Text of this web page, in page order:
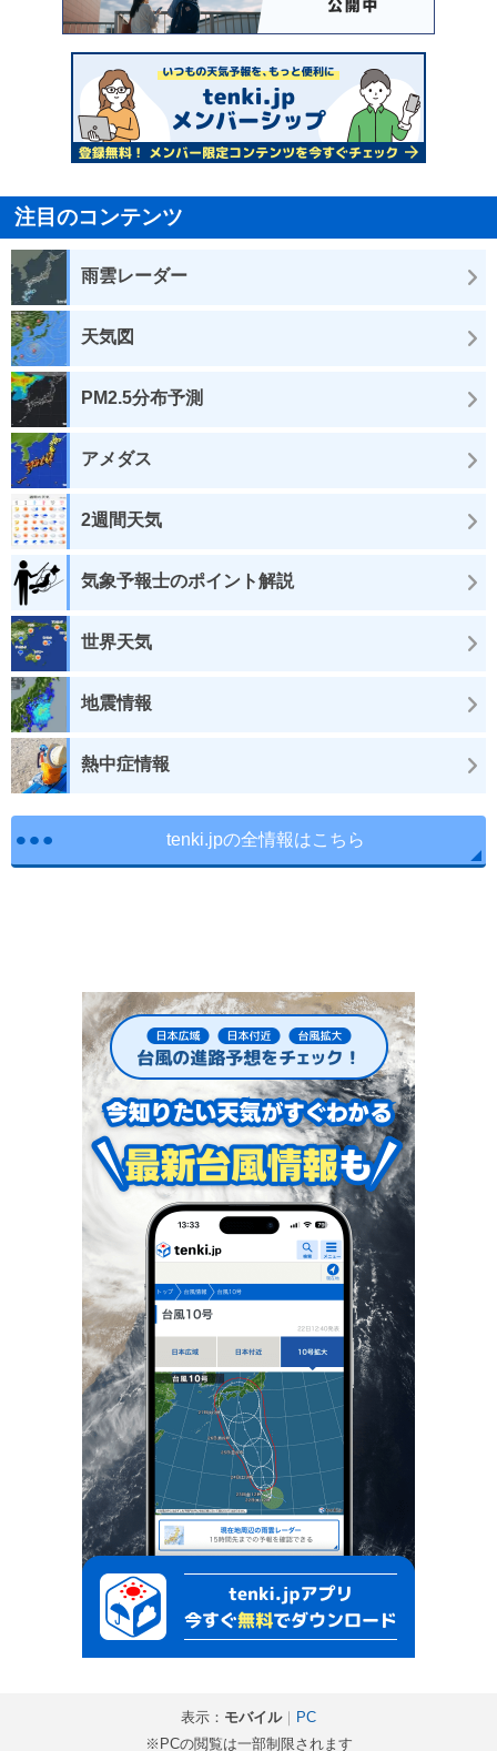
注目のコンテンツ
雨雲レーダー
天気図
PM2.5分布予測
アメダス
2週間天気
気象予報士のポイント解説
世界天気
地震情報
熱中症情報
tenki.jpの全情報はこちら
表示： モバイル｜ PC
※PCの閲覧は一部制限されます